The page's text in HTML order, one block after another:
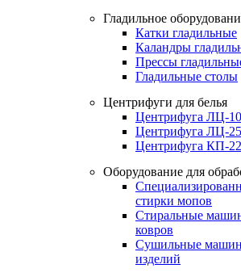
Гладильное
Катки гладильные
Каландры
Прессы
Гладильные столы
Центрифуги для белья
Центрифуга ЛЦ-10
Центрифуга ЛЦ-25
Центрифуга КП-
Оборудование для
стирки мопов
Стиральные
ковров
Сушильные
изделий